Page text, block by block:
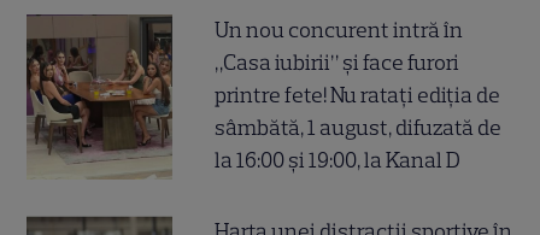
Un nou concurent intră în
„Casa iubirii” și face furori
printre fete! Nu ratați ediția de
sâmbătă, 1 august, difuzată de
la 16:00 și 19:00, la Kanal D